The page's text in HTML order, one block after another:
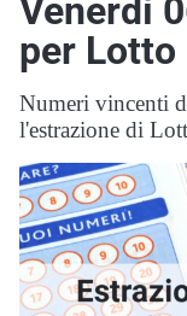
Venerdì
per Lotto
Numeri vincenti
l'estrazione di